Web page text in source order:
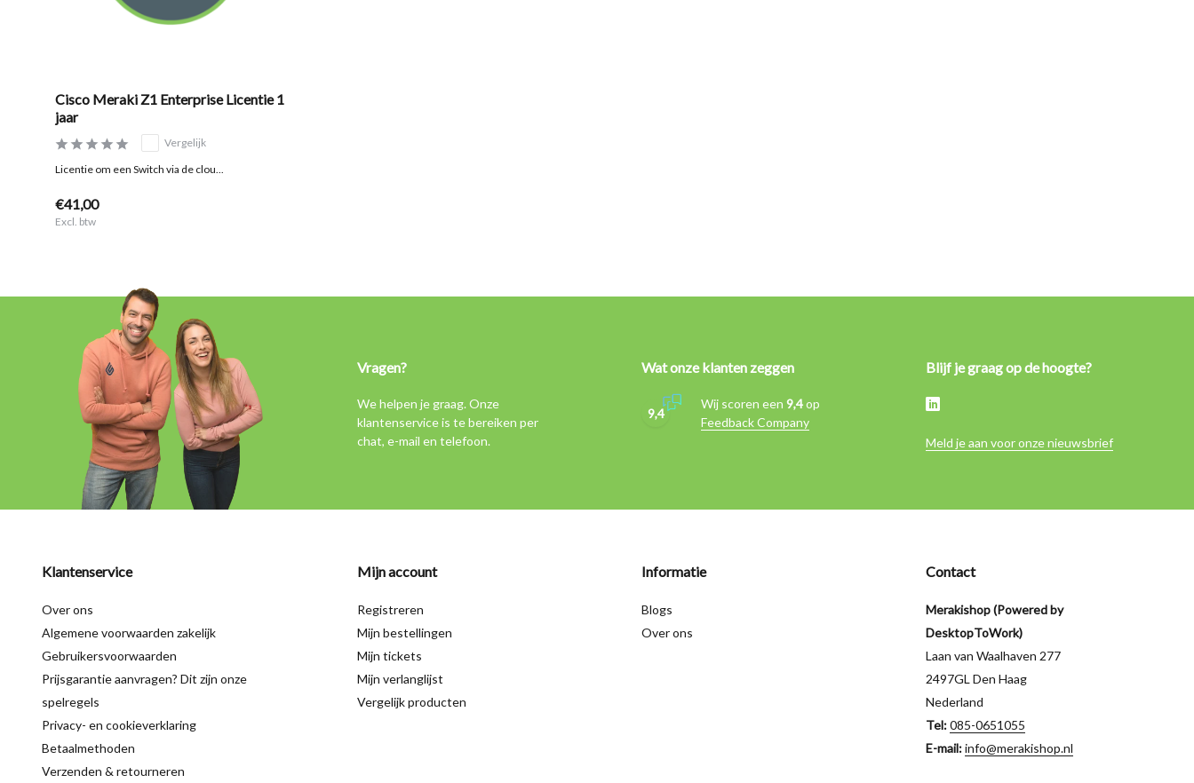
Cisco Meraki Z1 Enterprise Licentie 1
jaar
Vergelijk
Licentie om een Switch via de clou...
€41,00
Excl. btw
Vragen?
We helpen je graag. Onze
klantenservice is te bereiken per
chat, e-mail en telefoon.
Wat onze klanten zeggen
9,4
Wij scoren een 9,4op
Feedback Company
Blijf je graag op de hoogte?
Meld je aan voor onze nieuwsbrief
Klantenservice
Over ons
Algemene voorwaarden zakelijk
Gebruikersvoorwaarden
Prijsgarantie aanvragen? Dit zijn onze
spelregels
Privacy- en cookieverklaring
Betaalmethoden
Verzenden & retourneren
Mijn account
Registreren
Mijn bestellingen
Mijn tickets
Mijn verlanglijst
Vergelijk producten
Informatie
Blogs
Over ons
Contact
Merakishop (Powered by
DesktopToWork)
Laan van Waalhaven 277
2497GL Den Haag
Nederland
Tel:085-0651055
E-mail:info@merakishop.nl